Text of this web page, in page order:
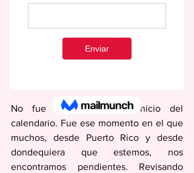
Recientemente comenzó la nueva
Opening Day volvió a convocarnos,
como lo hace siempre, desde distintos
No fue simplemente el inicio del
calendario. Fue ese momento en el que
muchos, desde Puerto Rico y desde
dondequiera que estemos, nos
encontramos pendientes. Revisando